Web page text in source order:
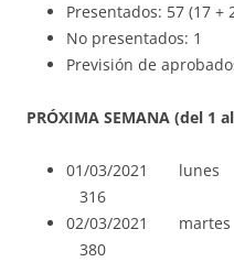
Presentados: 57 (17 +
No presentados: 1
Previsión de
PRÓXIMA SEMANA (del 1
01/03/2021
316
02/03/2021
380